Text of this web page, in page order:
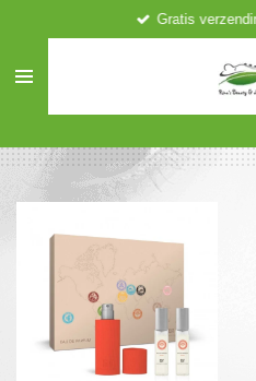
naar
hoofdinhoud
Gratis